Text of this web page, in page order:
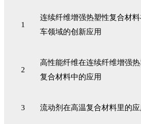
1
连续纤维增强热塑性复合材
车领域的创新应用
2
高性能纤维在连续纤维增强
复合材料中的应用
3 流动剂在高温复合材料里的应